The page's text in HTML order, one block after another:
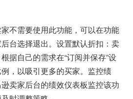
不需要使用此功能，可以在功能
台选择退出。设置默认折扣：卖
据自己的需求在“订阅并保存”设
，以吸引更多的买家。监控绩
卖家后台的绩效仪表板监控该功